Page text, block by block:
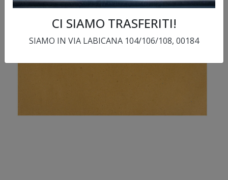
CI SIAMO TRASFERITI!
SIAMO IN VIA LABICANA 104/106/108, 00184